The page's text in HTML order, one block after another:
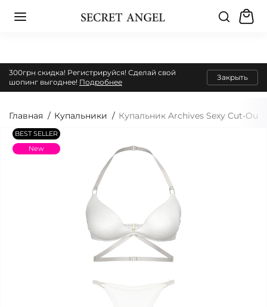
300грн скидка! Регистрируйся! Сделай свой
шопинг выгоднее! Подробнее
Закрыть
Главная Купальники Купальник Archives Sexy Cut-Out
BEST SELLER
New